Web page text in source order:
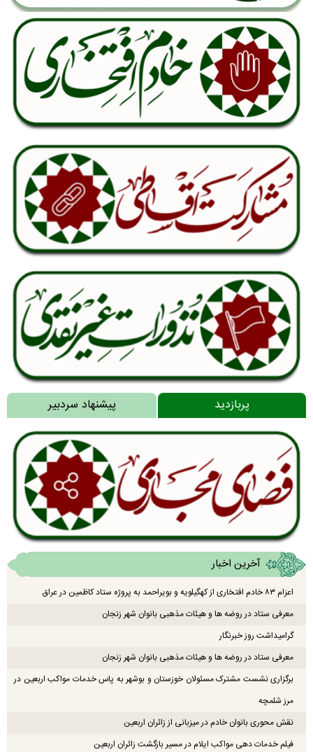
پربازدید پیشنهاد سردبیر
آخرین اخبار
اعزام ۸۳ خادم افتخاری از کهگیلویه و بویراحمد به پروژه ستاد کاظمین در عراق
معرفی ستاد در روضه ها و هیئات مذهبی بانوان شهر زنجان
گرامیداشت روز خبرنگار
معرفی ستاد در روضه ها و هیئات مذهبی بانوان شهر زنجان
برگزاری نشست مشترک مسئولان خوزستان و بوشهر به پاس خدمات مواکب اربعین در
مرز شلمچه
نقش محوری بانوان خادم در میزبانی از زائران اربعین
فیلم خدمات دهی مواکب ایلام در مسیر بازگشت زائران اربعین